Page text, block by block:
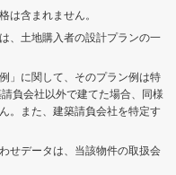
は含まれません。
、土地購入者の設計プランの一
」に関して、そのプラン例は特
負会社以外で建てた場合、同様
。また、建築請負会社を特定す
せデータは、当該物件の取扱会